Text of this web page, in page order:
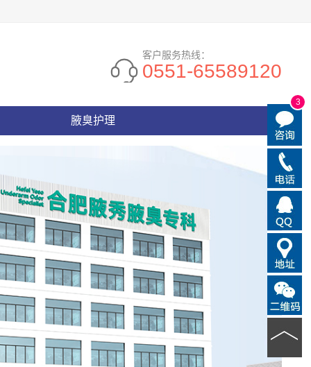
客户服务热线：
0551-65589120
腋臭护理
3